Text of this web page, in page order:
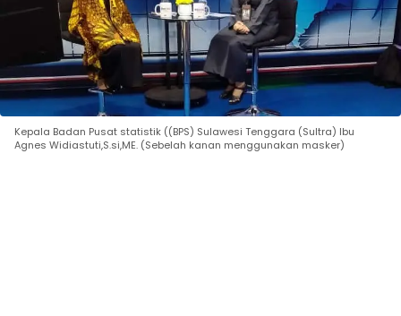
Kepala Badan Pusat statistik ((BPS) Sulawesi Tenggara (Sultra) Ibu
Agnes Widiastuti,S.si,ME. (Sebelah kanan menggunakan masker)